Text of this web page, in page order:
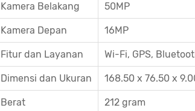
Kamera Belakang 50MP
Kamera Depan 16MP
Fitur dan Layanan Wi-Fi, GPS,
Dimensi dan Ukuran 168.50 x 76.50 x
Berat 212 gram